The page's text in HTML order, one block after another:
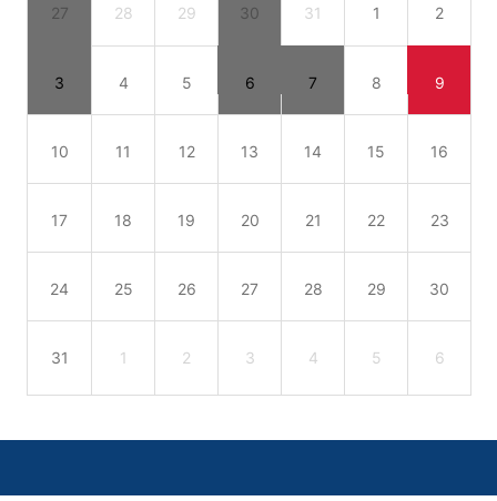
27 28 29 30 31 1 2
3 4 5 6 7 8 9
10 11 12 13 14 15 16
17 18 19 20 21 22 23
24 25 26 27 28 29 30
31 1 2 3 4 5 6